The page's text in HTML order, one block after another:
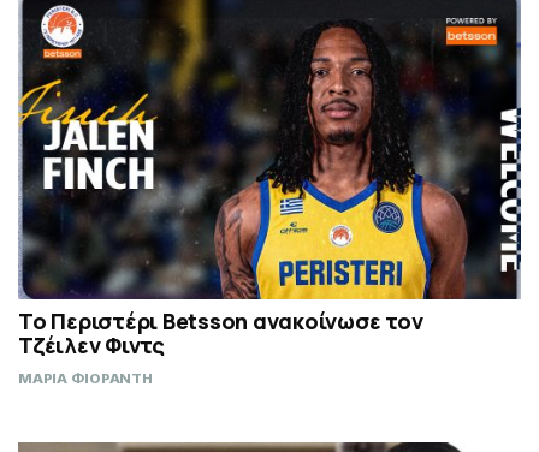
Το Περιστέρι Betsson ανακοίνωσε τον
Τζέιλεν Φιντς
ΜΑΡΙΑ ΦΙΟΡΑΝΤΗ